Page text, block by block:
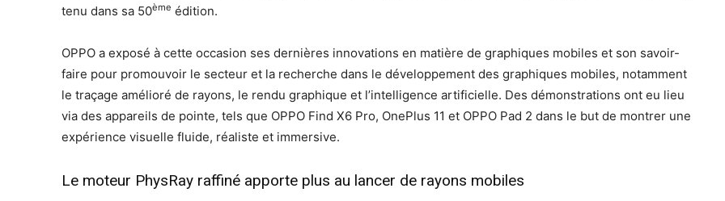
tenu dans sa 50ème édition.
OPPO a exposé à cette occasion ses dernières innovations en matière de graphiques mobiles et son savoir-
faire pour promouvoir le secteur et la recherche dans le développement des graphiques mobiles, notamment
le traçage amélioré de rayons, le rendu graphique et l’intelligence artificielle. Des démonstrations ont eu lieu
via des appareils de pointe, tels que OPPO Find X6 Pro, OnePlus 11 et OPPO Pad 2 dans le but de montrer une
expérience visuelle fluide, réaliste et immersive.
Le moteur PhysRay raffiné apporte plus au lancer de rayons mobiles